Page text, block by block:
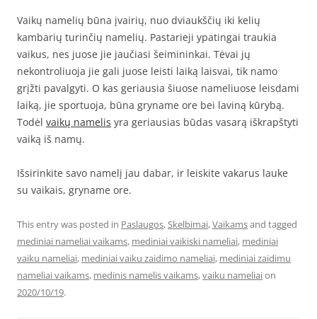
Vaikų namelių būna įvairių, nuo dviaukščių iki kelių
kambarių turinčių namelių. Pastarieji ypatingai traukia
vaikus, nes juose jie jaučiasi šeimininkai. Tėvai jų
nekontroliuoja jie gali juose leisti laiką laisvai, tik namo
grįžti pavalgyti. O kas geriausia šiuose nameliuose leisdami
laiką, jie sportuoja, būna gryname ore bei laviną kūrybą.
Todėl vaikų namelis yra geriausias būdas vasarą iškrapštyti
vaiką iš namų.
Išsirinkite savo namelį jau dabar, ir leiskite vakarus lauke
su vaikais, gryname ore.
This entry was posted in Paslaugos,Skelbimai,Vaikamsand tagged
mediniai nameliai vaikams, mediniai vaikiski nameliai, mediniai
vaiku nameliai, mediniai vaiku zaidimo nameliai, mediniai zaidimu
nameliai vaikams, medinis namelis vaikams,vaiku nameliaion
2020/10/19.